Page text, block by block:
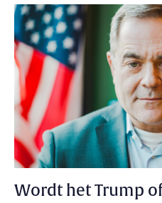
Wordt het Trump